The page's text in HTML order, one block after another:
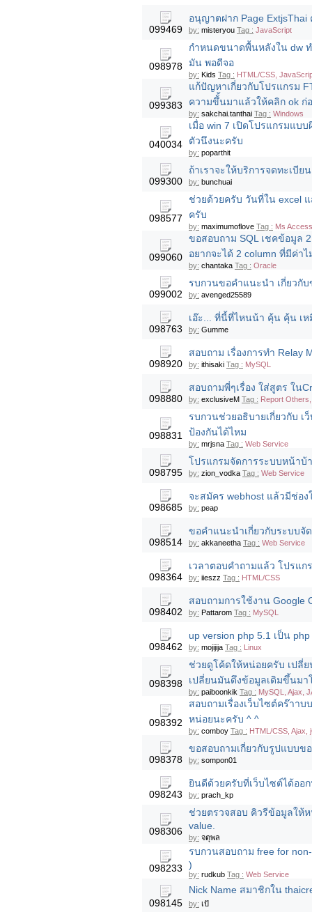
099469
อนุญาตฝาก Page ExtjsThai
by: misteryou Tag : JavaScript
098978
กำหนดขนาดพื้นหลังใน dw ท
มัน พอดีจอ
by: Kids Tag : HTML/CSS,
099383
แก้ปัญหาเกี่ยวกับโปรแกรม
ความขึั้นมาแล้วให้คลิก ok ก่
by: sakchai.tanthai Tag : Windows
040034
เมื่อ win 7 เปิดโปรแกรมแบ
ตัวนึงนะครับ
by: poparthit
099300
ถ้าเราจะให้บริการจดทะเบีย
by: bunchuai
098577
ช่วยด้วยครับ วันที่ใน excel แ
ครับ
by: maximumoflove Tag : Ms Access
099060
ขอสอบถาม SQL เชคข้อมูล
อยากจะได้ 2 column ที่มีค่า
by: chantaka Tag : Oracle
099002
รบกวนขอคำแนะนำ เกี่ยวกั
by: avenged25589
098763
เอ๊ะ... ที่นี้ที่ไหนน้า คุ้น คุ้น เห
by: Gumme
098920
สอบถาม เรื่องการทำ Relay
by: ithisaki Tag : MySQL
098880
สอบถามพี่ๆเรื่อง ใส่สูตร ใน
by: exclusiveM Tag : Report
098831
รบกวนช่วยอธิบายเกี่ยวกับ
ป้องกันได้ไหม
by: mrjsna Tag : Web Service
098795
โปรแกรมจัดการระบบหน้าบ้
by: zion_vodka Tag : Web Service
098685
จะสมัคร webhost แล้วมีช่อง
by: peap
098514
ขอคำแนะนำเกี่ยวกับระบบจั
by: akkaneetha Tag : Web Service
098364
เวลาตอบคำถามแล้ว โปรแก
by: iieszz Tag : HTML/CSS
098402
สอบถามการใช้งาน Google
by: Pattarom Tag : MySQL
098462
up version php 5.1 เป็น
by: mojijija Tag : Linux
098398
ช่วยดูโค้ดให้หน่อยครับ เปลี่
เปลี่ยนมันดึงข้อมูลเดิมขึ้นมา
by: paiboonkik Tag : MySQL, Ajax,
098392
สอบถามเรื่องเว็บไซต์คร๊าา
หน่อยนะครับ ^ ^
by: comboy Tag : HTML/CSS, Ajax,
098378
ขอสอบถามเกี่ยวกับรูปแบบข
by: sompon01
098243
ยินดีด้วยครับที่เว็บไซต์ได้ออ
by: prach_kp
098306
ช่วยตรวจสอบ คิวรีข้อมูลให้
value.
by: จตุพล
098233
รบกวนสอบถาม free for
)
by: rudkub Tag : Web Service
098145
Nick Name สมาชิกใน
by: เป้